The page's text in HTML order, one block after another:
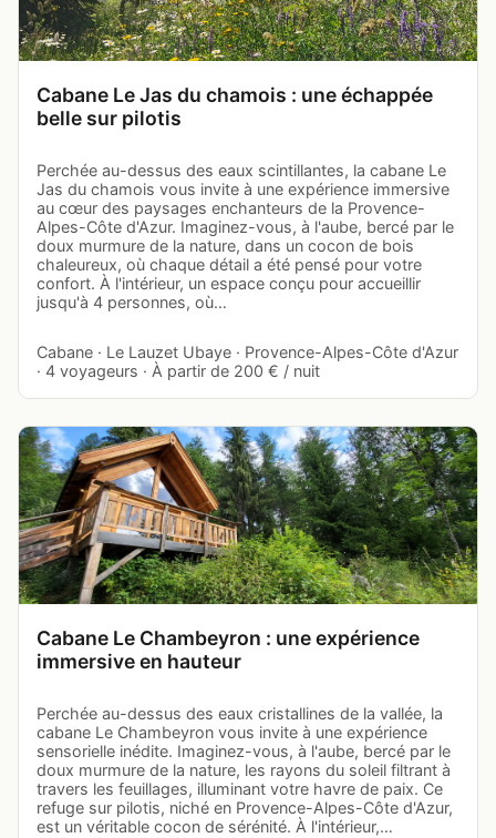
Cabane Le Jas du chamois : une échappée
belle sur pilotis
Perchée au-dessus des eaux scintillantes, la cabane Le
Jas du chamois vous invite à une expérience immersive
au cœur des paysages enchanteurs de la Provence-
Alpes-Côte d'Azur. Imaginez-vous, à l'aube, bercé par le
doux murmure de la nature, dans un cocon de bois
chaleureux, où chaque détail a été pensé pour votre
confort. À l'intérieur, un espace conçu pour accueillir
jusqu'à 4 personnes, où…
Cabane · Le Lauzet Ubaye · Provence-Alpes-Côte d'Azur
· 4 voyageurs · À partir de 200 € / nuit
Cabane Le Chambeyron : une expérience
immersive en hauteur
Perchée au-dessus des eaux cristallines de la vallée, la
cabane Le Chambeyron vous invite à une expérience
sensorielle inédite. Imaginez-vous, à l'aube, bercé par le
doux murmure de la nature, les rayons du soleil filtrant à
travers les feuillages, illuminant votre havre de paix. Ce
refuge sur pilotis, niché en Provence-Alpes-Côte d'Azur,
est un véritable cocon de sérénité. À l'intérieur,…